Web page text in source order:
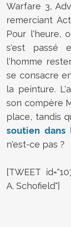
Warfare 3,
remerciant
Pour l'heure,
s'est passé
l'homme
se consacre
la peinture.
son compère
place, tandis
soutien
n'est-ce pas ?
[TWEET
A. Schofield"]